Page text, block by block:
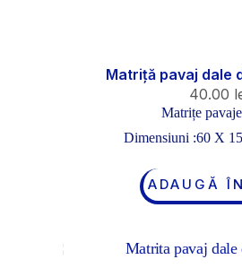
Matriță pavaj dale
40.00
Matrițe
Dimensiuni :60 X
ADAUGĂ